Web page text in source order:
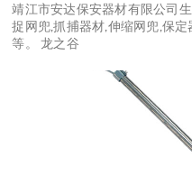
靖江市安达保安器材有限公司
捉网兜,抓捕器材,伸缩网兜,保
等。 龙之谷